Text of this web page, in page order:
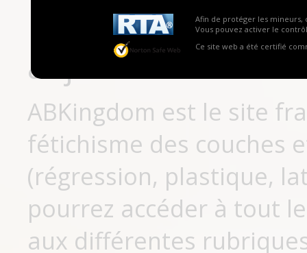
Afin de protéger les mineurs,
Vous pouvez activer le
Ce site web a été certifié
Pas encore
aujourd'hui
ABKingdom est le site
fétichisme des couches
(régression, plastique,
pourrez accéder à tout
aux différentes